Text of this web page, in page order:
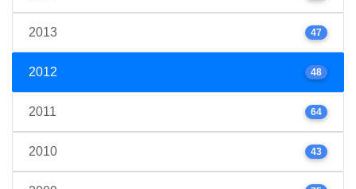
2013 47
2012 48
2011 64
2010 43